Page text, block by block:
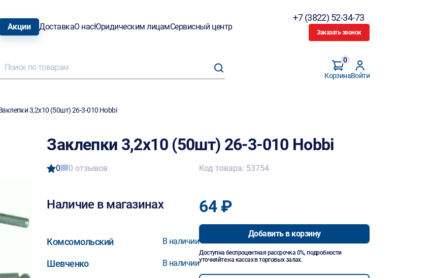
Акции ДоставкаО насЮридическим лицамСервисный центр
+7 (3822) 52-34-73
Заказать звонок
Корзина
0
Войти
3,2х10 (50шт) 26-3-010 Hobbi
Заклепки 3,2х10 (50шт) 26-3-010 Hobbi
0 0 отзывов
Наличие в магазинах
Комсомольский В наличии
Шевченко В наличии
Код товара: 53754
64 ₽
Добавить в корзину
Доступна беспроцентная рассрочка 0%, подробности
уточняйте на кассах в торговых залах.